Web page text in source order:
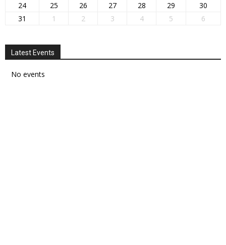
24
25 26 27 28 29
30
31
1 2 3 4 5 6
Latest Events
No events